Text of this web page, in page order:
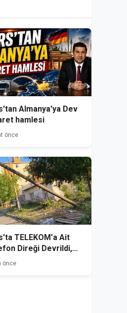
Almanya'ya Dev
hamlesi
önce
TELEKOM'a Ait
Direği Devrildi,
Sakinleri Önlem
önce